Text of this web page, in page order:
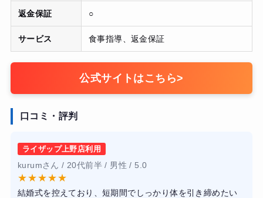
返金保証 ○
サービス 食事指導、返金保証
公式サイトはこちら>
口コミ・評判
ライザップ上野店利用
kurumさん / 20代前半 / 男性 / 5.0
★★★★★
結婚式を控えており、短期間でしっかり体を引き締めたい